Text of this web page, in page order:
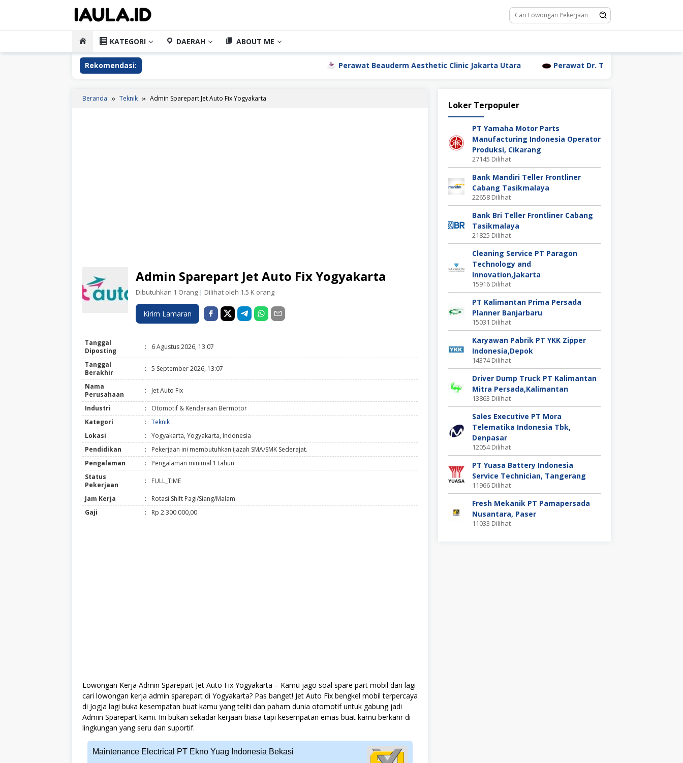
HOME KATEGORI DAERAH ABOUT ME
Rekomendasi: Perawat Beauderm Aesthetic Clinic Jakarta Utara Perawat Dr. Triyanti Sundari Jakarta Utara
Beranda Teknik Admin Sparepart Jet Auto Fix Yogyakarta
Admin Sparepart Jet Auto Fix Yogyakarta
Dibutuhkan 1 Orang | Dilihat oleh 1.5 K orang
Kirim Lamaran
Tanggal
Diposting
: 6 Agustus 2026, 13:07
Tanggal
Berakhir
: 5 September 2026, 13:07
Nama
Perusahaan
: Jet Auto Fix
Industri :
Otomotif & Kendaraan Bermotor
Kategori
:
Teknik
Lokasi
:
Yogyakarta, Yogyakarta, Indonesia
Pendidikan
:
Pekerjaan ini membutuhkan ijazah SMA/SMK Sederajat.
Pengalaman
:
Pengalaman minimal 1 tahun
Status
Pekerjaan
: FULL_TIME
Jam Kerja :
Rotasi Shift Pagi/Siang/Malam
Gaji
: Rp 2.300.000,00
Lowongan Kerja Admin Sparepart Jet Auto Fix Yogyakarta – Kamu jago soal spare part mobil dan lagi
cari lowongan kerja admin sparepart di Yogyakarta? Pas banget! Jet Auto Fix bengkel mobil terpercaya
di Jogja lagi buka kesempatan buat kamu yang teliti dan paham dunia otomotif untuk gabung jadi
Admin Sparepart kami. Ini bukan sekadar kerjaan biasa tapi kesempatan emas buat kamu berkarir di
lingkungan yang seru dan suportif.
Maintenance Electrical PT Ekno Yuag Indonesia Bekasi
Loker Terpopuler
PT Yamaha Motor Parts
Manufacturing Indonesia Operator
Produksi, Cikarang
27145 Dilihat
Bank Mandiri Teller Frontliner
Cabang Tasikmalaya
22658 Dilihat
Bank Bri Teller Frontliner Cabang
Tasikmalaya
21825 Dilihat
Cleaning Service PT Paragon
Technology and
Innovation,Jakarta
15916 Dilihat
PT Kalimantan Prima Persada
Planner Banjarbaru
15031 Dilihat
Karyawan Pabrik PT YKK Zipper
Indonesia,Depok
14374 Dilihat
Driver Dump Truck PT Kalimantan
Mitra Persada,Kalimantan
13863 Dilihat
Sales Executive PT Mora
Telematika Indonesia Tbk,
Denpasar
12054 Dilihat
PT Yuasa Battery Indonesia
Service Technician, Tangerang
11966 Dilihat
Fresh Mekanik PT Pamapersada
Nusantara, Paser
11033 Dilihat